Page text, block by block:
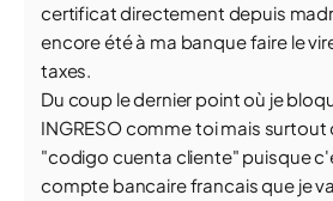
certificat directement depuis
encore été à ma banque faire le
taxes.
Du coup le dernier point où je
INGRESO comme toi mais
"codigo cuenta cliente" puisque
compte bancaire francais que je